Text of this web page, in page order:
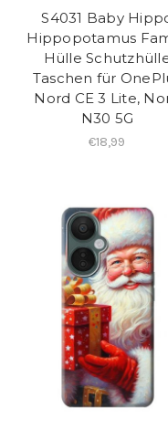
S4031 Baby
Hippopotamus
Hülle
Taschen für
Nord CE 3 Lite,
N30 5G
€18,99